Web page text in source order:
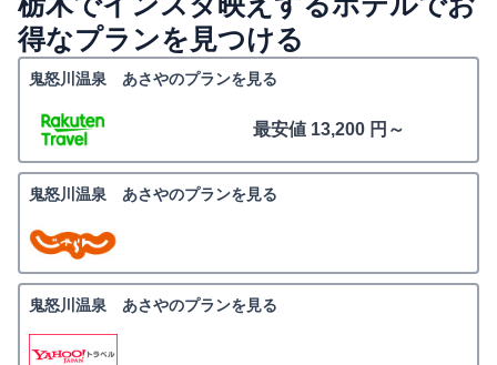
得なプランを見つける
鬼怒川温泉 あさやのプランを見る
最安値 13,200 円～
鬼怒川温泉 あさやのプランを見る
鬼怒川温泉 あさやのプランを見る